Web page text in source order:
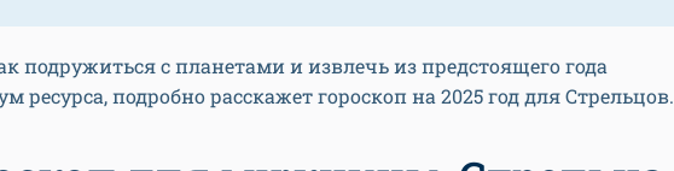
подружиться с планетами и извлечь из предстоящего года
ресурса, подробно расскажет гороскоп на 2025 год для Стрельцов.